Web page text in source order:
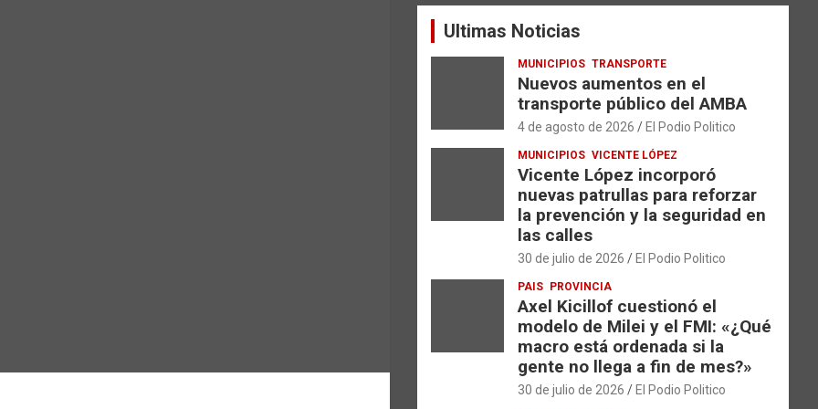
a
Ultimas Noticias
MUNICIPIOS TRANSPORTE
Nuevos aumentos en el
transporte público del AMBA
4 de agosto de 2026 El Podio Politico
MUNICIPIOS VICENTE LÓPEZ
Vicente López incorporó
nuevas patrullas para reforzar
la prevención y la seguridad en
las calles
30 de julio de 2026 El Podio Politico
PAIS PROVINCIA
Axel Kicillof cuestionó el
modelo de Milei y el FMI: «¿Qué
macro está ordenada si la
gente no llega a fin de mes?»
30 de julio de 2026 El Podio Politico